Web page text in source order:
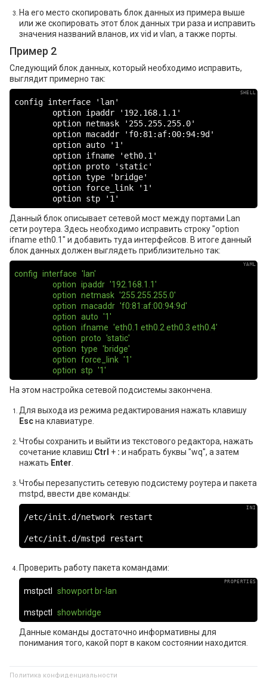
На его место скопировать блок данных из примера выше
или же скопировать этот блок данных три раза и исправить
значения названий вланов, их vid и vlan, а также порты.
Пример 2
Следующий блок данных, который необходимо исправить,
выглядит примерно так:
config interface 'lan'
        option ipaddr '192.168.1.1'
        option netmask '255.255.255.0'
        option macaddr 'f0:81:af:00:94:9d'
        option auto '1'
        option ifname 'eth0.1'
        option proto 'static'
        option type 'bridge'
        option force_link '1'
        option stp '1'
Данный блок описывает сетевой мост между портами Lan
сети роутера. Здесь необходимо исправить строку "option
ifname eth0.1" и добавить туда интерфейсов. В итоге данный
блок данных должен выглядеть приблизительно так:
config interface 'lan'
option ipaddr '192.168.1.1'
option netmask '255.255.255.0'
option macaddr 'f0:81:af:00:94:9d'
option auto '1'
option ifname 'eth0.1 eth0.2 eth0.3 eth0.4'
option proto 'static'
option type 'bridge'
option force_link '1'
option stp '1'
На этом настройка сетевой подсистемы закончена.
Для выхода из режима редактирования нажать клавишу
Escна клавиатуре.
Чтобы сохранить и выйти из текстового редактора, нажать
сочетание клавиш Ctrl + : и набрать буквы "wq", а затем
нажать Enter
Чтобы перезапустить сетевую подсистему роутера и пакета
mstpd, ввести две команды:
/etc/init.d/network restart
/etc/init.d/mstpd restart
Проверить работу пакета командами:
mstpctl showport br-lan
mstpctl showbridge
Данные команды достаточно информативны для
понимания того, какой порт в каком состоянии находится.
Политика конфиденциальности